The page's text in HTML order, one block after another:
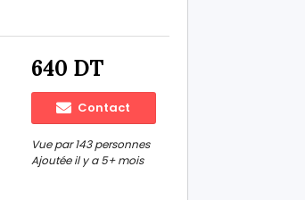
640 DT
Contact
Vue par 143 personnes
Ajoutée il y a 5+ mois